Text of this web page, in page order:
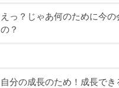
えっ？じゃあ何のために今の
の？
自分の成長のため！成長でき